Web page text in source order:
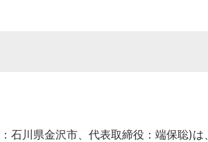
石川県金沢市、代表取締役：端保聡)は